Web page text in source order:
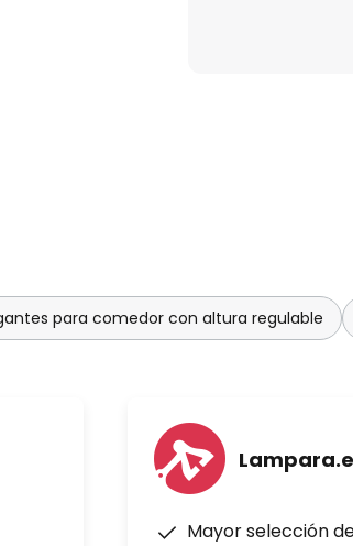
para comedor con altura regulable
Mayor selección